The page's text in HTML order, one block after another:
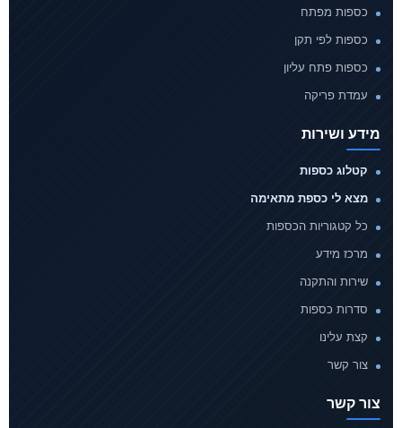
כספות מפתח
כספות לפי תקן
כספות פתח עליון
עמדת פריקה
מידע ושירות
קטלוג כספות
מצא לי כספת מתאימה
כל קטגוריות הכספות
מרכז מידע
שירות והתקנה
סדרות כספות
קצת עלינו
צור קשר
צור קשר